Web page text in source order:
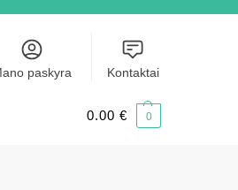
paskyra Kontaktai
0.00 € 0